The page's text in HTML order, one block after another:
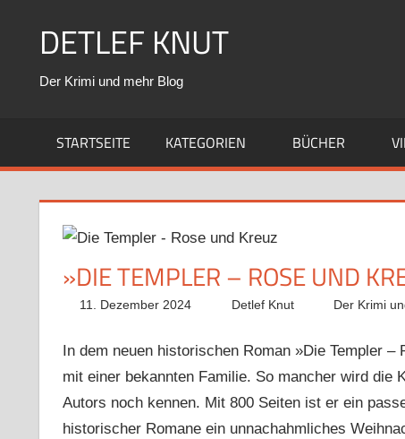
DETLEF KNUT
Der Krimi und mehr Blog
STARTSEITE KATEGORIEN BÜCHER
»DIE TEMPLER – ROSE UND
11. Dezember 2024 Detlef Knut Der Krimi
In dem neuen historischen Roman »Die Templer
mit einer bekannten Familie. So mancher wird die
Autors noch kennen. Mit 800 Seiten ist er ein
historischer Romane ein unnachahmliches